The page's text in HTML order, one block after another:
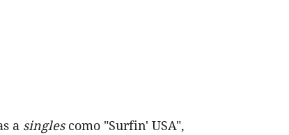
a singlescomo "Surfin' USA",